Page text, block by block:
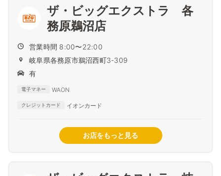
ザ・ビッグエクストラ 各
務原鵜沼店
営業時間 8:00〜22:00
岐阜県各務原市鵜沼西町3-309
有
電子マネー WAON
クレジットカード イオンカード
お店をもっと見る